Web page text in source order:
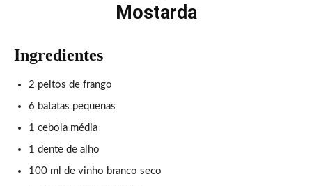
Mostarda
Ingredientes
2 peitos de frango
6 batatas pequenas
1 cebola média
1 dente de alho
100 ml de vinho branco seco